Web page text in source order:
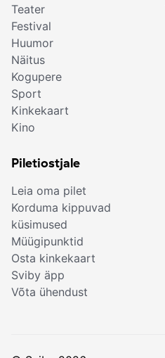
Teater
Festival
Huumor
Näitus
Kogupere
Sport
Kinkekaart
Kino
Piletiostjale
Leia oma pilet
Korduma kippuvad
küsimused
Müügipunktid
Osta kinkekaart
Sviby äpp
Võta ühendust